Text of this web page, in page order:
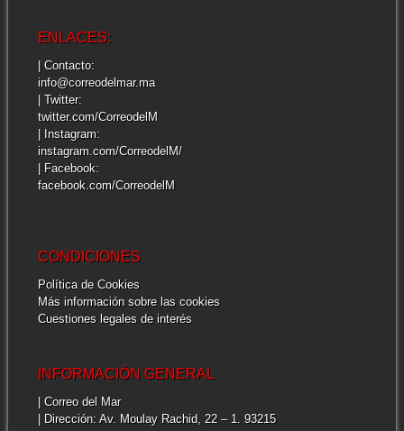
ENLACES:
| Contacto:
info@correodelmar.ma
| Twitter:
twitter.com/CorreodelM
| Instagram:
instagram.com/CorreodelM/
| Facebook:
facebook.com/CorreodelM
CONDICIONES
Política de Cookies
Más información sobre las cookies
Cuestiones legales de interés
INFORMACIÓN GENERAL
| Correo del Mar
| Dirección: Av. Moulay Rachid, 22 – 1. 93215